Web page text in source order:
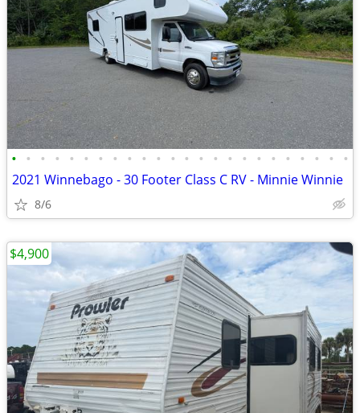
• • • • • • • • • • • • • • • • • • • • • • • •
2021 Winnebago - 30 Footer Class C RV - Minnie Winnie
8/6
$4,900